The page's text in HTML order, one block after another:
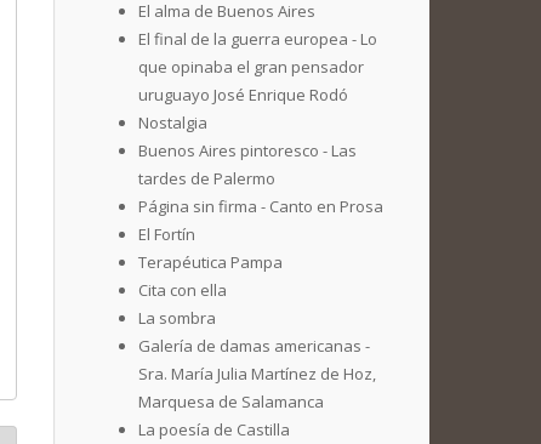
El alma de Buenos Aires
El final de la guerra europea - Lo
que opinaba el gran pensador
uruguayo José Enrique Rodó
Nostalgia
Buenos Aires pintoresco - Las
tardes de Palermo
Página sin firma - Canto en Prosa
El Fortín
Terapéutica Pampa
Cita con ella
La sombra
Galería de damas americanas -
Sra. María Julia Martínez de Hoz,
Marquesa de Salamanca
La poesía de Castilla